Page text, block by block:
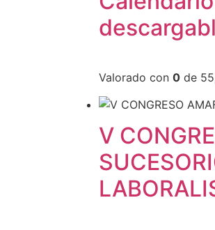
Valorado con 0 de
V